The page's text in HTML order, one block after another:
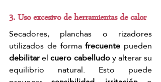
3. Uso excesivo de herramientas de calor
Secadores, planchas o rizadores
utilizados de forma frecuente
debilitar el cuero cabelludo y alterar su
equilibrio natural. Esto puede